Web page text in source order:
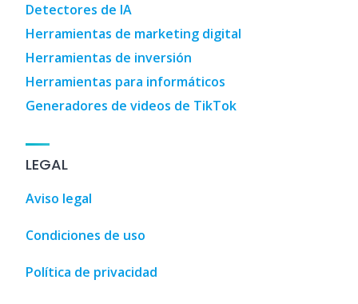
Detectores de IA
Herramientas de marketing digital
Herramientas de inversión
Herramientas para informáticos
Generadores de videos de TikTok
LEGAL
Aviso legal
Condiciones de uso
Política de privacidad